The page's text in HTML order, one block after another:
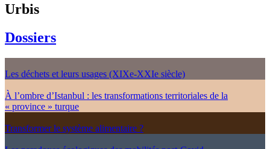
Urbis
Dossiers
Les déchets et leurs usages (XIXe-XXIe siècle)
À l’ombre d’Istanbul : les transformations territoriales de la
« province » turque
Transformer le système alimentaire ?